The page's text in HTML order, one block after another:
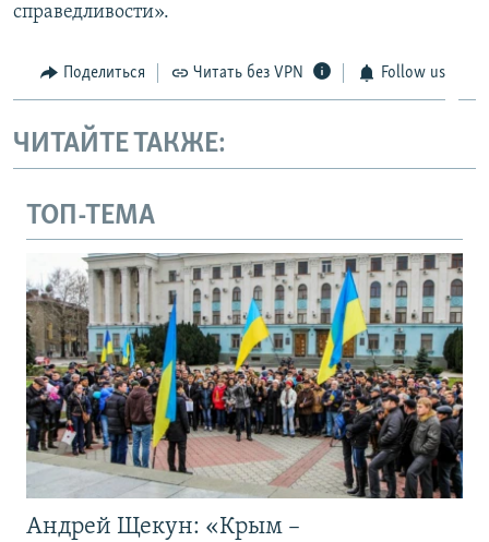
справедливости».
Поделиться Читать без VPN Follow us
ЧИТАЙТЕ ТАКЖЕ:
ТОП-ТЕМА
Андрей Щекун: «Крым –